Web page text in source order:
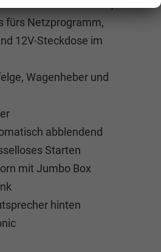
fürs Netzprogramm,
12V-Steckdose im
Wagenheber und
abblendend
Starten
mit Jumbo Box
hinten